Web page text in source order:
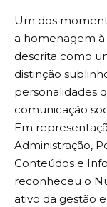
Um dos
a homenagem à
descrita como
distinção
personalidades
comunicação
Em
Administração,
Conteúdos e
reconheceu o
ativo da gestão